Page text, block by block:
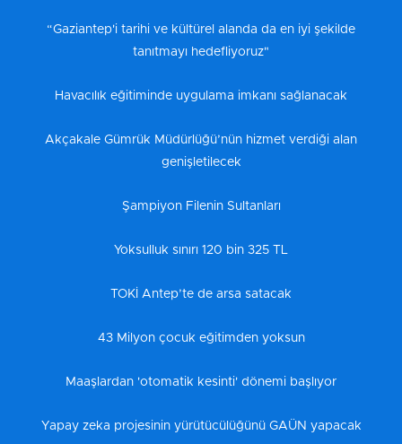
“Gaziantep'i tarihi ve kültürel alanda da en iyi şekilde
tanıtmayı hedefliyoruz"
Havacılık eğitiminde uygulama imkanı sağlanacak
Akçakale Gümrük Müdürlüğü’nün hizmet verdiği alan
genişletilecek
Şampiyon Filenin Sultanları
Yoksulluk sınırı 120 bin 325 TL
TOKİ Antep’te de arsa satacak
43 Milyon çocuk eğitimden yoksun
Maaşlardan 'otomatik kesinti' dönemi başlıyor
Yapay zeka projesinin yürütücülüğünü GAÜN yapacak